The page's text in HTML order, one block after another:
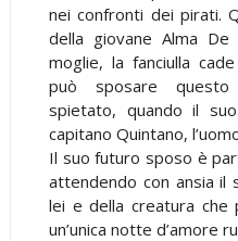
nei confronti dei pirati.
della giovane Alma
moglie, la fanciulla
può sposare
spietato, quando il
capitano Quintano,
Il suo futuro sposo è
attendendo con ansia il
lei e della creatura
un’unica notte d’amore